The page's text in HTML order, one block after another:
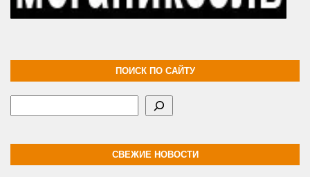
ПОИСК ПО САЙТУ
СВЕЖИЕ НОВОСТИ